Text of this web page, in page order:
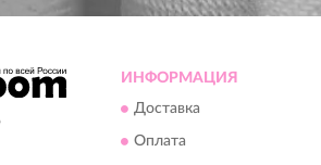
ИНФОРМАЦИЯ
Доставка
Оплата